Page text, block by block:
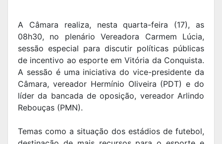
A Câmara realiza, nesta quarta-feira (17), as
08h30, no plenário Vereadora Carmem Lúcia,
sessão especial para discutir políticas públicas
de incentivo ao esporte em Vitória da Conquista.
A sessão é uma iniciativa do vice-presidente da
Câmara, vereador Hermínio Oliveira (PDT) e do
líder da bancada de oposição, vereador Arlindo
Rebouças (PMN).
Temas como a situação dos estádios de futebol,